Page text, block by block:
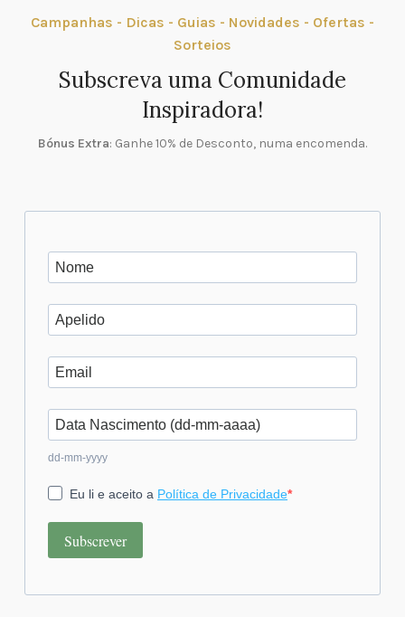
Campanhas - Dicas - Guias - Novidades - Ofertas -
Sorteios
Subscreva uma Comunidade
Inspiradora!
Bónus Extra: Ganhe 10% de Desconto, numa encomenda.
dd-mm-yyyy
Eu li e aceito a Política de Privacidade
Subscrever